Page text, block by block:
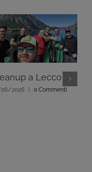
a Lecco
2026 | 0 Commenti